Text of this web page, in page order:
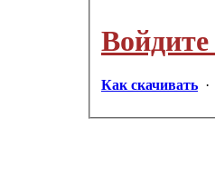
Войдите
Как скачивать ·